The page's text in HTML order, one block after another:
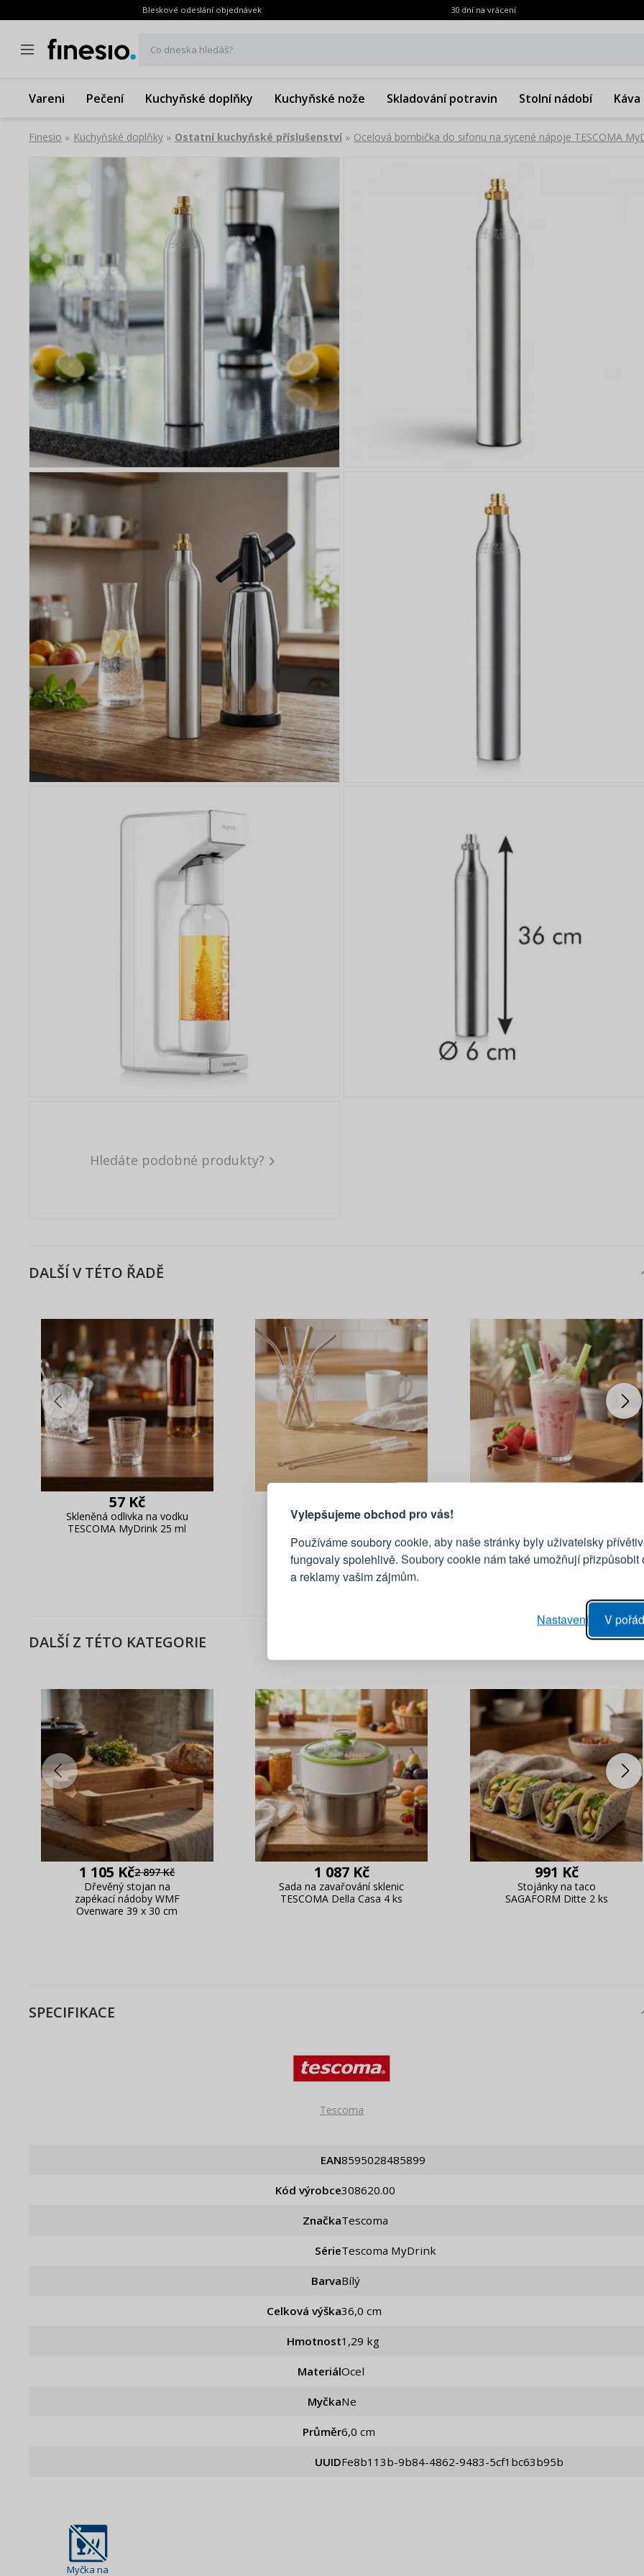
Vylepšujeme obchod pro vás!
Používáme soubory cookie, aby naše stránky byly uživatelsky
fungovaly spolehlivě. Soubory cookie nám také umožňují přizpůsobit
a reklamy vašim zájmům.
V
Nastavení
Bleskové odeslání objednávek 30 dní na vrácení
Co dneska hledáš?
Vareni Pečení Kuchyňské doplňky Kuchyňské nože Skladování potravin Stolní nádobí Káva
Finesio » Kuchyňské doplňky » Ostatní kuchyňské příslušenství » Ocelová bombička do sifonu na sycené nápoje TESCOMA
Hledáte podobné produkty?
DALŠÍ V TÉTO ŘADĚ
57 Kč
Skleněná odlivka na vodku
TESCOMA MyDrink 25 ml
Kartáčky na čištění brček
TESCOMA MyDrink 12 ks
DALŠÍ Z TÉTO KATEGORIE
1 105 Kč2 897 Kč
Dřevěný stojan na
zapékací nádoby WMF
Ovenware 39 x 30 cm
1 087 Kč
Sada na zavařování sklenic
TESCOMA Della Casa 4 ks
991 Kč
Stojánky na taco
SAGAFORM Ditte 2 ks
SPECIFIKACE
Tescoma
EAN 8595028485899
Kód výrobce 308620.00
Značka Tescoma
Série Tescoma MyDrink
Barva Bílý
Celková výška 36,0 cm
Hmotnost 1,29 kg
Materiál Ocel
Myčka Ne
Průměr 6,0 cm
UUID fe8b113b-9b84-4862-9483-5cf1bc63b95b
Myčka na
Zde je důvod, proč se vyplatí
vytvořit účet
Živý náhled na změny v objednávce
PŘIHLÁŠENÍ
Emailová adresa
PŘIHLÁSIT
Připomenutí